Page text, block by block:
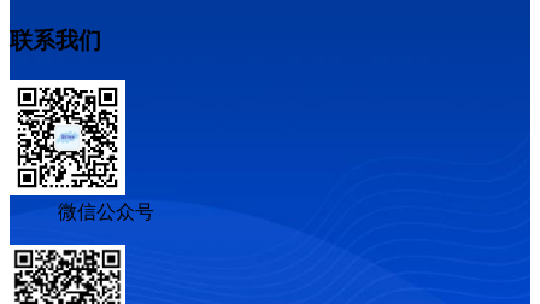
联系我们
微信公众号